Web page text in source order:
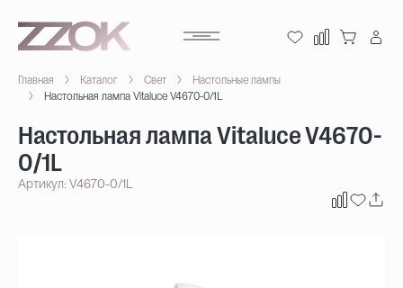
Главная Каталог Свет
Настольные лампы
Настольная лампа Vitaluce V4670-0/1L
Настольная лампа Vitaluce V4670-
0/1L
Артикул: V4670-0/1L